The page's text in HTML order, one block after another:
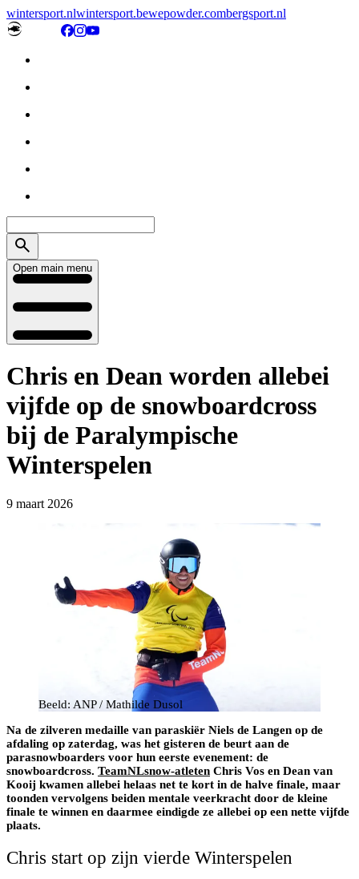
wintersport.nlwintersport.bewepowder.combergsport.nl
Open main menu
Chris en Dean worden allebei
vijfde op de snowboardcross
bij de Paralympische
Winterspelen
9 maart 2026
Beeld: ANP / Mathilde Dusol
Na de zilveren medaille van paraskiër Niels de Langen op de
afdaling op zaterdag, was het gisteren de beurt aan de
parasnowboarders voor hun eerste evenement: de
snowboardcross. TeamNLsnow-atleten Chris Vos en Dean van
Kooij kwamen allebei helaas net te kort in de halve finale, maar
toonden vervolgens beiden mentale veerkracht door de kleine
finale te winnen en daarmee eindigde ze allebei op een nette vijfde
plaats.
Chris start op zijn vierde Winterspelen